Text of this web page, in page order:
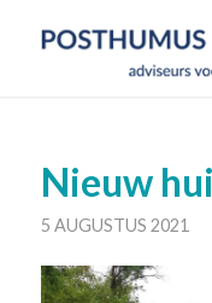
Nieuw
5 AUGUSTUS 2021